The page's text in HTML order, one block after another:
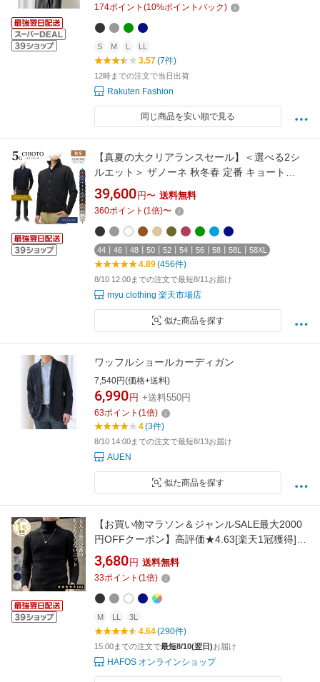
174ポイント (10%ポイントバック)
S M L LL
3.57(7件)
12時までの注文で当日出荷
Rakuten Fashion
同じ商品を安い順で見る
【真夏の大クリアランスセール】＜選べる2シ
ルエット＞ ザノーネ 秋冬春 定番 キョート
CHIOTO 5ゲージ スタンドカラー メリノウール
ZR229 「スリムモデル：812519」/「ワイドモ
デル：810100 / 810130」 国内正規品 ZANONE
[X10]
39,600 円〜 送料無料
360ポイント (1倍)〜
44┃46┃48┃50┃52┃54┃56┃58┃58L┃58XL
4.89(456件)
8/10 12:00までの注文で最短8/11お届け
myu clothing 楽天市場店
似た商品を探す
ワッフルショールカーディガン
7,540円(価格+送料)
6,990 円 +送料550円
63ポイント (1倍)
4(3件)
8/10 14:00までの注文で最短8/13お届け
AUEN
似た商品を探す
【お買い物マラソン＆ジャンルSALE最大2000
円OFFクーポン】高評価★4.63[楽天1冠獲得]
セーター メンズ 【チクチクしないニット】タ
ートルネック 無地 ケーブル編み スリム カジュ
アル 長袖 ニット 防寒 M〜2XL
3,680 円 送料無料
33ポイント (1倍)
M LL 3L
4.64(290件)
15:00までの注文で最短8/10(翌日)お届け
HAFOS オンラインショップ